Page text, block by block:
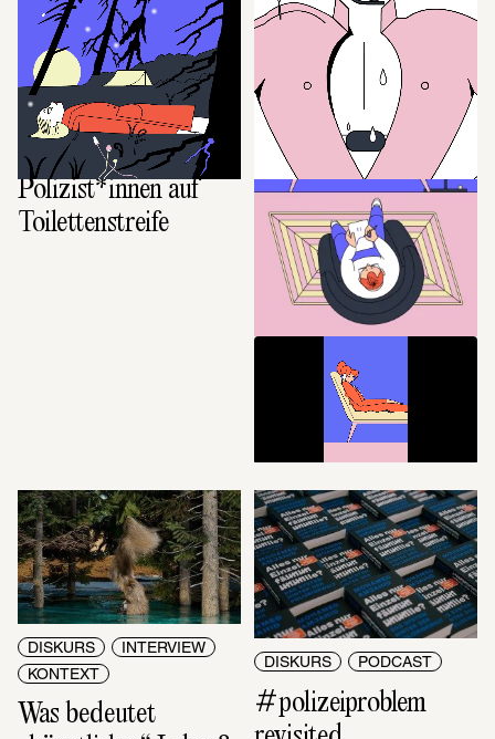
DISKURS
Polizist*innen auf
Toilettenstreife
In the Mood for
DISKURS
INTERVIEW
KONTEXT
Was bedeutet
DISKURS PODCAST
#polizeiproblem